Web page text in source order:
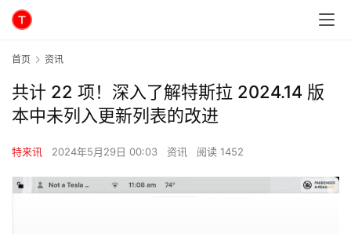
首页 资讯
共计 22 项！深入了解特斯拉 2024.14 版
本中未列入更新列表的改进
特来讯 2024年5月29日 00:03 资讯 阅读 1452